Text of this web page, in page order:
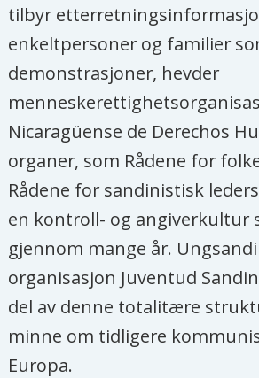
tilbyr
enkeltpersoner og familier
demonstrasjoner, hevder
Nicaragüense de Derechos
organer, som Rådene for
Rådene for sandinistisk
en kontroll- og angiverkultur
gjennom mange år.
organisasjon Juventud
del av denne totalitære
minne om tidligere
Europa.